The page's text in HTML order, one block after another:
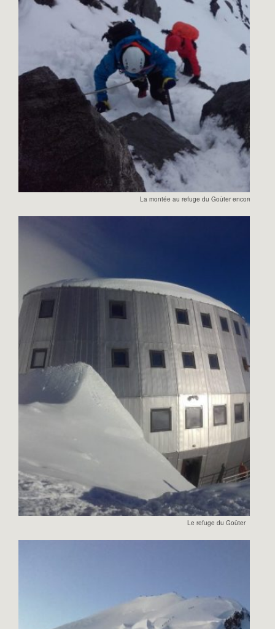
La montée au refuge du Goûter encore bien
Le refuge du Goûter